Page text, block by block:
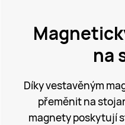
na
Díky vestavěným
přeměnit na
magnety poskytují